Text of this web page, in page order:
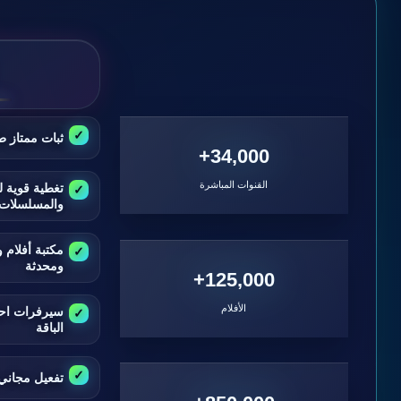
ثبات ممتاز
تغطية قوية
مكتبة
ومحدثة
سيرفرات
الباقة
تفعيل
34,000+
القنوات المباشرة
125,000+
الأفلام